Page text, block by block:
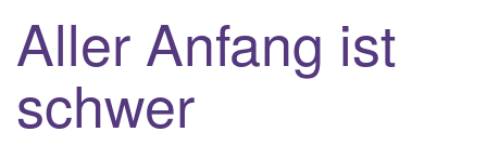
Aller Anfang ist
schwer